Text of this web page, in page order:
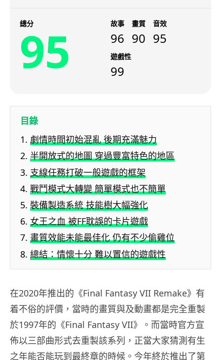
總分
95 故事
96
畫質
90
音效
95
遊戲性
99
目錄
劇情時間初始混亂 後期充滿魅力
半開放式的地圖 穿過豐富特色的地區
支線任務打破一般遊戲的框架
戰鬥模式大轉變 簡單模式也不簡單
裝備製造系統 技能樹大幅強化
女王之血 被FF耽誤的卡片遊戲
畫質效能未能最佳化 仍有不少偷雞位
總結：情懷十分 難以置信的遊戲性
在2020年推出的《Final Fantasy VII Remake》有
着不俗的評價，當時的畫質與及動畫都是完全重製
於1997年的《Final Fantasy VII》。而當時官方宣
佈以三部曲形式去重製該系列，正當大家猜測有生
之年能否能玩到最終章的時候。今年終於推出了第